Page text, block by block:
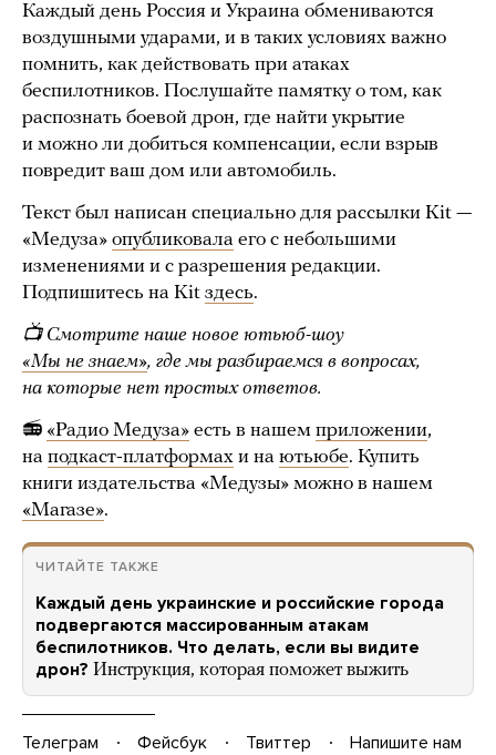
Каждый день Россия и Украина обмениваются
воздушными ударами, и в таких условиях важно
помнить, как действовать при атаках
беспилотников. Послушайте памятку о том, как
распознать боевой дрон, где найти укрытие
и можно ли добиться компенсации, если взрыв
повредит ваш дом или автомобиль.
Текст был написан специально для рассылки Kit —
«Медуза» опубликовала его с небольшими
изменениями и с разрешения редакции.
Подпишитесь на Kit здесь.
📺 Смотрите наше новое ютьюб-шоу
«Мы не знаем», где мы разбираемся в вопросах,
на которые нет простых ответов.
📻 «Радио Медуза» есть в нашем приложении,
на подкаст-платформах и на ютьюбе. Купить
книги издательства «Медузы» можно в нашем
«Магазе».
ЧИТАЙТЕ ТАКЖЕ
Каждый день украинские и российские города
подвергаются массированным атакам
беспилотников. Что делать, если вы видите
дрон? Инструкция, которая поможет выжить
Телеграм Фейсбук Твиттер Напишите нам